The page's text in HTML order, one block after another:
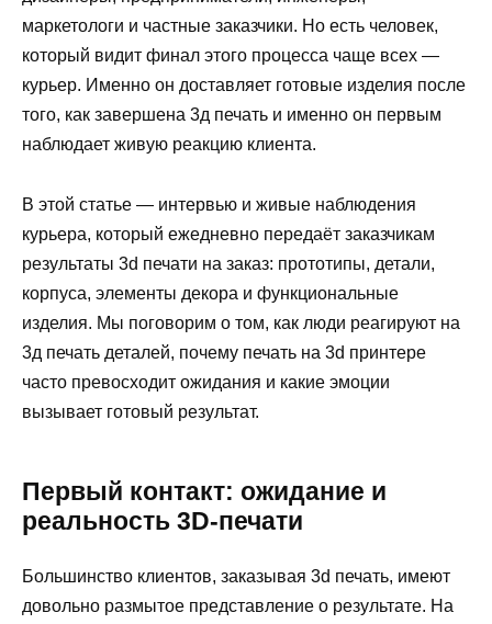
маркетологи и частные заказчики. Но есть человек,
который видит финал этого процесса чаще всех —
курьер. Именно он доставляет готовые изделия после
того, как завершена 3д печать и именно он первым
наблюдает живую реакцию клиента.
В этой статье — интервью и живые наблюдения
курьера, который ежедневно передаёт заказчикам
результаты 3d печати на заказ: прототипы, детали,
корпуса, элементы декора и функциональные
изделия. Мы поговорим о том, как люди реагируют на
3д печать деталей, почему печать на 3d принтере
часто превосходит ожидания и какие эмоции
вызывает готовый результат.
Первый контакт: ожидание и
реальность 3D-печати
Большинство клиентов, заказывая 3d печать, имеют
довольно размытое представление о результате. На